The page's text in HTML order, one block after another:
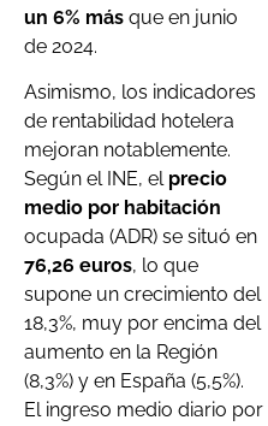
un 6% más que en junio
de 2024.
Asimismo, los indicadores
de rentabilidad hotelera
mejoran notablemente.
Según el INE, el precio
medio por habitación
ocupada (ADR) se situó en
76,26 euros, lo que
supone un crecimiento del
18,3%, muy por encima del
aumento en la Región
(8,3%) y en España (5,5%).
El ingreso medio diario por